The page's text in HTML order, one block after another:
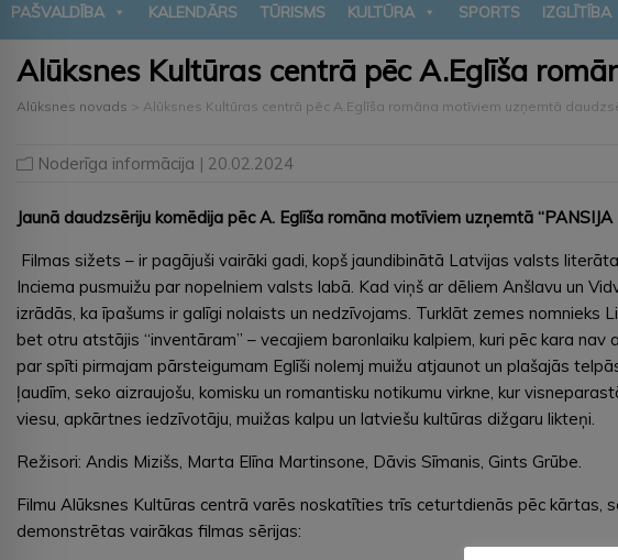
PAŠVALDĪBA KALENDĀRS TŪRISMS KULTŪRA SPORTS IZGLĪTĪBA
Alūksnes Kultūras centrā pēc A.Eglīša
Alūksnes novads > Alūksnes Kultūras centrā pēc A.Eglīša romāna motīviem uzņemtā
Noderīga informācija | 20.02.2024
Jaunā daudzsēriju komēdija pēc A. Eglīša romāna motīviem uzņemtā “PANSIJA
Filmas sižets – ir pagājuši vairāki gadi, kopš jaundibinātā Latvijas valsts
Inciema pusmuižu par nopelniem valsts labā. Kad viņš ar dēliem Anšlavu un
izrādās, ka īpašums ir galīgi nolaists un nedzīvojams. Turklāt zemes nomnieks
bet otru atstājis “inventāram” – vecajiem baronlaiku kalpiem, kuri pēc kara nav
par spīti pirmajam pārsteigumam Eglīši nolemj muižu atjaunot un plašajās
ļaudīm, seko aizraujošu, komisku un romantisku notikumu virkne, kur
viesu, apkārtnes iedzīvotāju, muižas kalpu un latviešu kultūras dižgaru likteņi.
Režisori: Andis Mizišs, Marta Elīna Martinsone, Dāvis Sīmanis, Gints Grūbe.
Filmu Alūksnes Kultūras centrā varēs noskatīties trīs ceturtdienās pēc kārtas,
demonstrētas vairākas filmas sērijas: